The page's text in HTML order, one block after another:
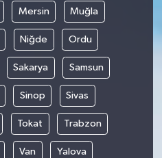
Mersin Muğla
Niğde Ordu
Sakarya Samsun
Sinop Sivas
Tokat Trabzon
Van Yalova